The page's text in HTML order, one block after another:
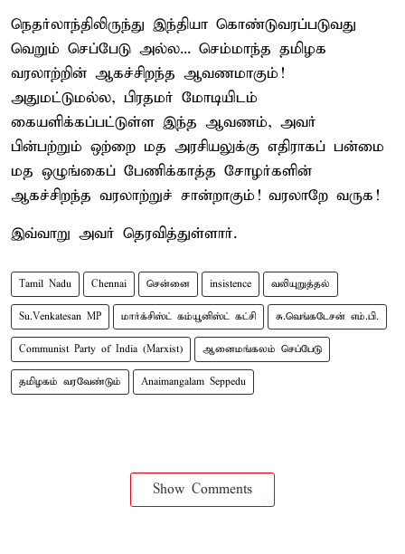
நெதர்லாந்திலிருந்து இந்தியா கொண்டுவரப்படுவது
வெறும் செப்பேடு அல்ல... செம்மாந்த தமிழக
வரலாற்றின் ஆகச்சிறந்த ஆவணமாகும்!
அதுமட்டுமல்ல, பிரதமர் மோடியிடம்
கையளிக்கப்பட்டுள்ள இந்த ஆவணம், அவர்
பின்பற்றும் ஒற்றை மத அரசியலுக்கு எதிராகப் பன்மை
மத ஒழுங்கைப் பேணிக்காத்த சோழர்களின்
ஆகச்சிறந்த வரலாற்றுச் சான்றாகும்! வரலாறே வருக!
இவ்வாறு அவர் தெரவித்துள்ளார்.
Tamil Nadu Chennai சென்னை insistence வலியுறுத்தல்
Su.Venkatesan MP மார்க்சிஸ்ட் கம்யூனிஸ்ட் கட்சி சு.வெங்கடேசன் எம்.பி.
Communist Party of India (Marxist) ஆனைமங்கலம் செப்பேடு
தமிழகம் வரவேண்டும் Anaimangalam Seppedu
Show Comments